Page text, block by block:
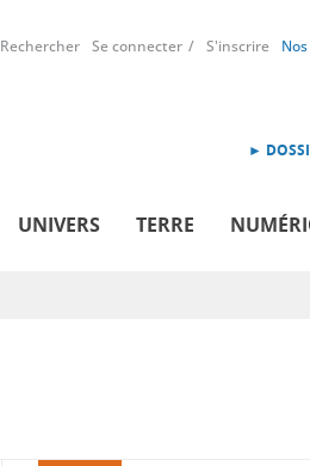
Rechercher Se connecter S'inscrire
►
UNIVERS TERRE